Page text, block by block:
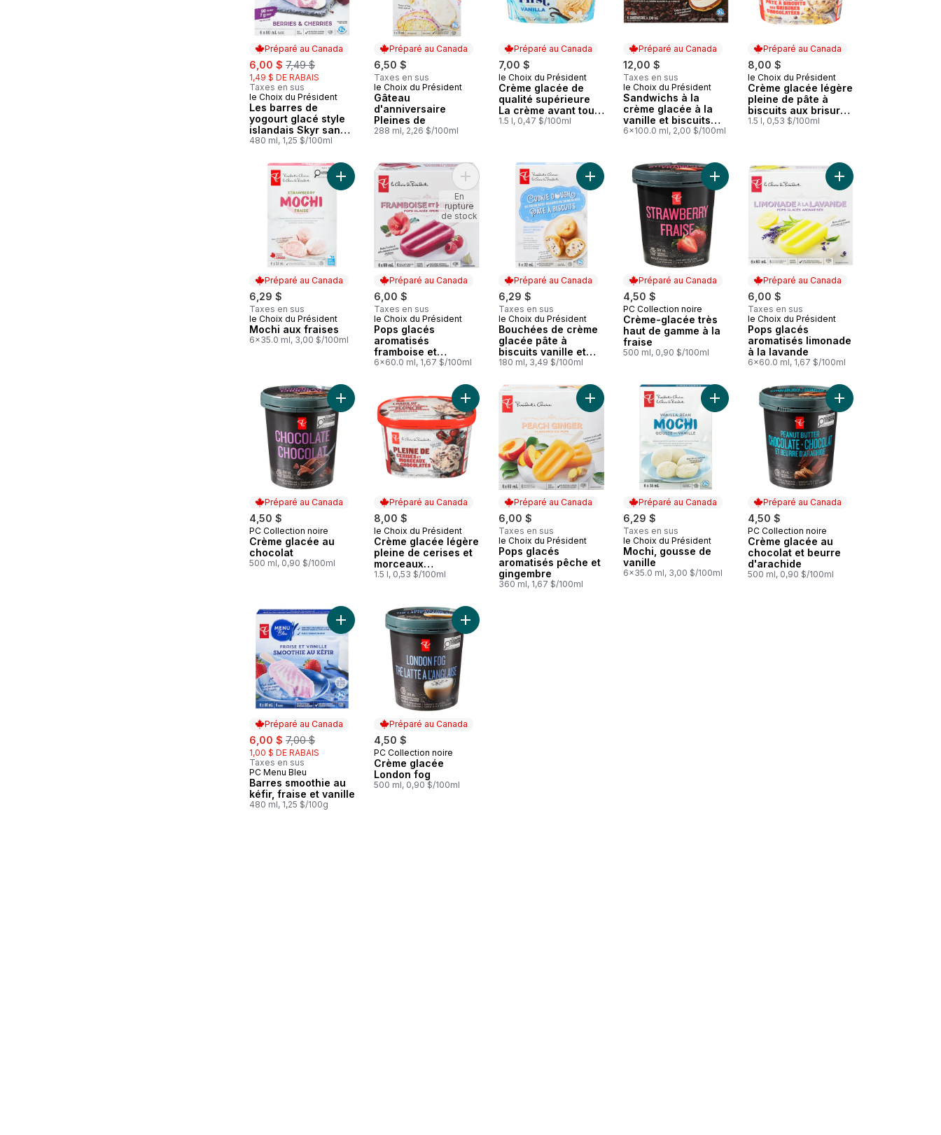
Préparé au Canada
sale:
6,00 $ , formerly:
7,49 $
1,49 $ DE RABAIS
Taxes en sus
Préparé au Canada
le Choix du Président
Les barres de
yogourt glacé style
islandais Skyr sans
lactose, baies et
480 ml, 1,25 $/100ml
Préparé au Canada
6,50 $
Taxes en sus
Préparé au Canada
le Choix du Président
Gâteau
d'anniversaire
Pleines de
288 ml, 2,26 $/100ml
Préparé au Canada
7,00 $
Préparé au Canada
le Choix du Président
Crème glacée de
qualité supérieure
La crème avant tout
à la vanille
1.5 l, 0,47 $/100ml
Préparé au Canada
12,00 $
Taxes en sus
Préparé au Canada
le Choix du Président
Sandwichs à la
crème glacée à la
vanille et biscuits
aux brisures de
6x100.0 ml, 2,00 $/100ml
Préparé au Canada
8,00 $
Préparé au Canada
le Choix du Président
Crème glacée légère
pleine de pâte à
biscuits aux brisures
chocolatées
1.5 l, 0,53 $/100ml
Préparé au Canada
6,29 $
Taxes en sus
Préparé au Canada
le Choix du Président
Mochi aux fraises
6x35.0 ml, 3,00 $/100ml
Ajouter Mochi aux fraises au panier
Préparé au Canada
6,00 $
Taxes en sus
Préparé au Canada
le Choix du Président
Pops glacés
aromatisés
framboise et
hibiscus
6x60.0 ml, 1,67 $/100ml
Ajouter Pops glacés aromatisés framboise et hibiscus au panier
En
rupture
de stock
Préparé au Canada
6,29 $
Taxes en sus
Préparé au Canada
le Choix du Président
Bouchées de crème
glacée pâte à
biscuits vanille et
brisures de chocolat
180 ml, 3,49 $/100ml
Ajouter Bouchées de crème glacée pâte à biscuits vanille et brisures de
Préparé au Canada
4,50 $
Préparé au Canada
PC Collection noire
Crème-glacée très
haut de gamme à la
fraise
500 ml, 0,90 $/100ml
Ajouter Crème-glacée très haut de gamme à la
Préparé au Canada
6,00 $
Taxes en sus
Préparé au Canada
le Choix du Président
Pops glacés
aromatisés limonade
à la lavande
6x60.0 ml, 1,67 $/100ml
Ajouter Pops glacés
Préparé au Canada
4,50 $
Préparé au Canada
PC Collection noire
Crème glacée au
chocolat
500 ml, 0,90 $/100ml
Ajouter Crème glacée au chocolat au panier
Préparé au Canada
8,00 $
Préparé au Canada
le Choix du Président
Crème glacée légère
pleine de cerises et
morceaux
chocolatés
1.5 l, 0,53 $/100ml
Ajouter Crème glacée légère pleine de cerises et morceaux chocolatés au panier
Préparé au Canada
6,00 $
Taxes en sus
Préparé au Canada
le Choix du Président
Pops glacés
aromatisés pêche et
gingembre
360 ml, 1,67 $/100ml
Ajouter Pops glacés aromatisés pêche et gingembre au panier
Préparé au Canada
6,29 $
Taxes en sus
Préparé au Canada
le Choix du Président
Mochi, gousse de
vanille
6x35.0 ml, 3,00 $/100ml
Ajouter Mochi, gousse de vanille au panier
Préparé au Canada
4,50 $
Préparé au Canada
PC Collection noire
Crème glacée au
chocolat et beurre
d'arachide
500 ml, 0,90 $/100ml
Ajouter Crème
Préparé au Canada
sale:
6,00 $ , formerly:
7,00 $
1,00 $ DE RABAIS
Taxes en sus
Préparé au Canada
PC Menu Bleu
Barres smoothie au
kéfir, fraise et vanille
480 ml, 1,25 $/100g
Ajouter Barres smoothie au kéfir, fraise et vanille au panier
Préparé au Canada
4,50 $
Préparé au Canada
PC Collection noire
Crème glacée
London fog
500 ml, 0,90 $/100ml
Ajouter Crème glacée London fog au panier